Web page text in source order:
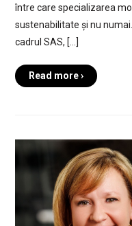
între care specializarea
sustenabilitate și nu
cadrul SAS, […]
Read more ›